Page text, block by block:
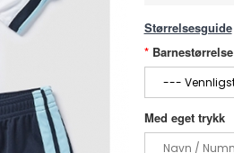
Størrelsesguide
Barnestørrelse
Med eget trykk